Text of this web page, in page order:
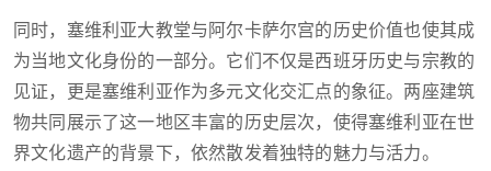
同时，塞维利亚大教堂与阿尔卡萨尔宫的历史价值也使其成
为当地文化身份的一部分。它们不仅是西班牙历史与宗教的
见证，更是塞维利亚作为多元文化交汇点的象征。两座建筑
物共同展示了这一地区丰富的历史层次，使得塞维利亚在世
界文化遗产的背景下，依然散发着独特的魅力与活力。